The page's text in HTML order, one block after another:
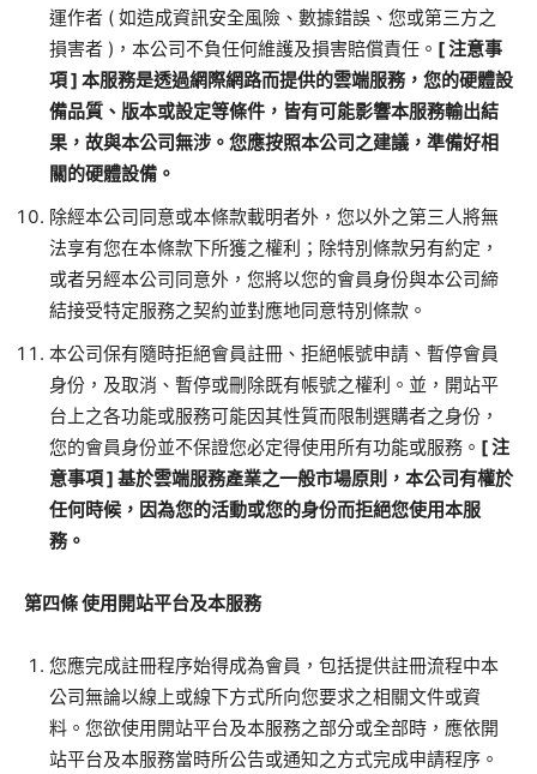
運作者 ( 如造成資訊安全風險、數據錯誤、您或第三方之
損害者 ) ，本公司不負任何維護及損害賠償責任。 [注意事
項] 本服務是透過網際網路而提供的雲端服務，您的硬體設
備品質、版本或設定等條件，皆有可能影響本服務輸出結
果，故與本公司無涉。您應按照本公司之建議，準備好相
關的硬體設備。
除經本公司同意或本條款載明者外，您以外之第三人將無
法享有您在本條款下所獲之權利；除特別條款另有約定，
或者另經本公司同意外，您將以您的會員身份與本公司締
結接受特定服務之契約並對應地同意特別條款。
本公司保有隨時拒絕會員註冊、拒絕帳號申請、暫停會員
身份，及取消、暫停或刪除既有帳號之權利。並，開站平
台上之各功能或服務可能因其性質而限制選購者之身份，
您的會員身份並不保證您必定得使用所有功能或服務。 [注
意事項] 基於雲端服務產業之一般市場原則，本公司有權於
任何時候，因為您的活動或您的身份而拒絕您使用本服
務。
第四條使用開站平台及本服務
您應完成註冊程序始得成為會員，包括提供註冊流程中本
公司無論以線上或線下方式所向您要求之相關文件或資
料。您欲使用開站平台及本服務之部分或全部時，應依開
站平台及本服務當時所公告或通知之方式完成申請程序。